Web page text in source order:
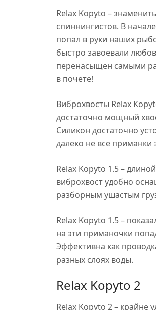
Relax Kopyto –
спиннингистов. В
попал в руки наших
быстро завоевали
перенасыщен самыми
в почете!
Виброхвосты Relax
достаточно мощный
Силикон достаточно
далеко не все приманки
Relax Kopyto 1.5 –
виброхвост удобно
разборным ушастым
Relax Kopyto 1.5 –
на эти приманочки
Эффективна как
разных слоях воды.
Relax Kopyto 2
Relax Kopyto 2 – крайне